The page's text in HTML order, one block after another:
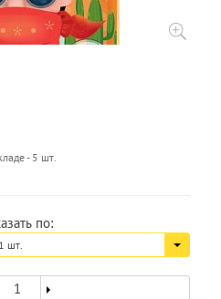
- 5 шт.
по:
1 шт.